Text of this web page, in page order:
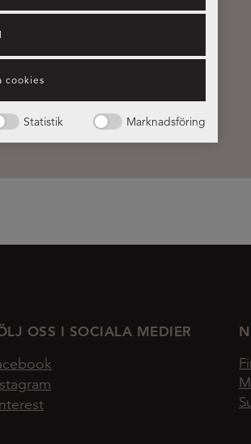
cookies
Statistik Marknadsföring
OSS I SOCIALA MEDIER